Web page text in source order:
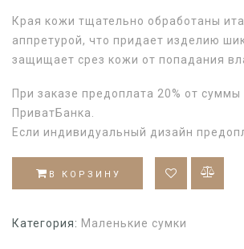
Края кожи тщательно обработаны
аппретурой, что придает изделию
защищает срез кожи от попадания
При заказе предоплата 20% от суммы
ПриватБанка.
Если индивидуальный дизайн
В КОРЗИНУ
Категория: Маленькие сумки